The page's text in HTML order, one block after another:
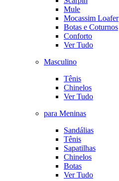
Mule
Mocassim Loafer
Botas e Coturnos
Conforto
Ver Tudo
Masculino
Tênis
Chinelos
Ver Tudo
para Meninas
Sandálias
Tênis
Sapatilhas
Chinelos
Botas
Ver Tudo